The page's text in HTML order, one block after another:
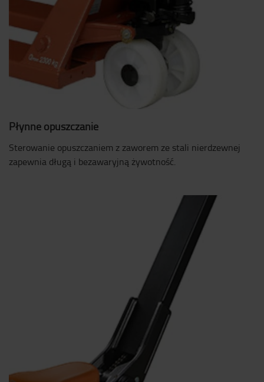
Płynne opuszczanie
Sterowanie opuszczaniem z zaworem ze stali nierdzewnej
zapewnia długą i bezawaryjną żywotność.